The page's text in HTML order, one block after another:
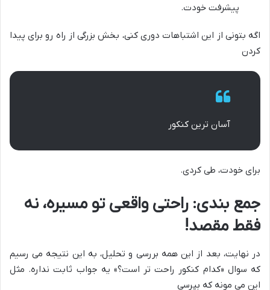
پیشرفت خودت.
اگه بتونی از این اشتباهات دوری کنی، بخش بزرگی از راه رو برای پیدا
کردن
آسان ترین کنکور
برای خودت، طی کردی.
جمع بندی: راحتی واقعی تو مسیره، نه
فقط مقصد!
در نهایت، بعد از این همه بررسی و تحلیل، به این نتیجه می رسیم
که سوال «کدام کنکور راحت تر است؟» یه جواب ثابت نداره. مثل
این می مونه که بپرسی